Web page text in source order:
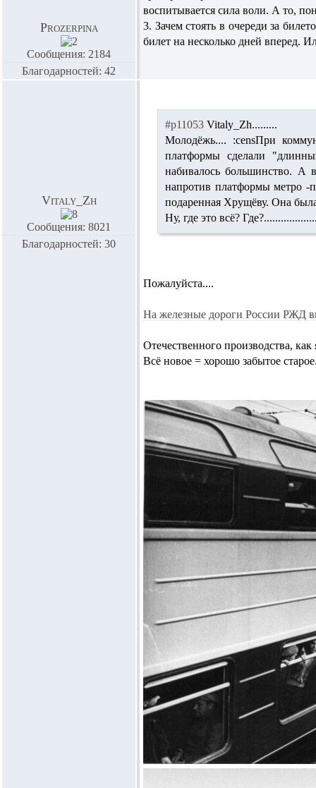
Prozerpina
Сообщения: 2184
Благодарностей: 42
воспитывается сила воли. А то,
3. Зачем стоять в очереди за
билет на несколько дней вперед.
Vitaly_Zh
Сообщения: 8021
Благодарностей: 30
#p11053 Vitaly_Zh.........
Молодёжь.... :censПри
платформы сделали
набивалось большинство. А
напротив платформы метро -
подаренная Хрущёву. Она
Ну, где это всё?
Пожалуйста....
На железные дороги России РЖД
Отечественного производства, как
Всё новое = хорошо забытое